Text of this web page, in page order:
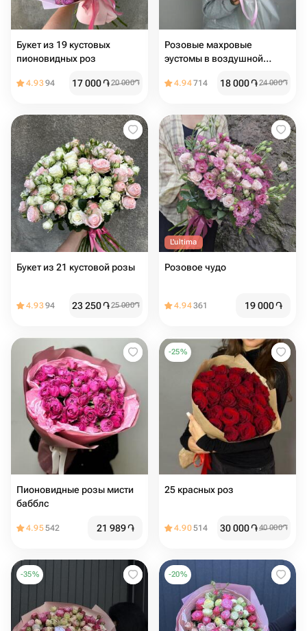
Букет из 19 кустовых
пионовидных роз
4.9394 17 000֏20 000֏
Розовые махровые
эустомы в воздушной
4.94714 18 000֏24 000֏
Букет из 21 кустовой розы
4.9394 23 250֏25 000֏
L'ultima
Розовое чудо
4.94361 19 000֏
Пионовидные розы мисти
бабблс
4.95542 21 989֏
-25%
25 красных роз
4.90514 30 000֏40 000֏
-35% -20%